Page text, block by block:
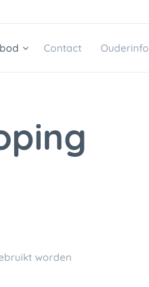
Contact Ouderinfo
worden